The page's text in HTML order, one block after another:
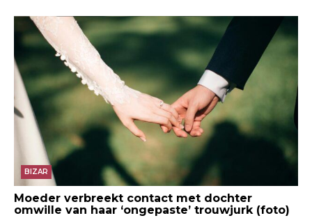
BIZAR
Moeder verbreekt contact met dochter
omwille van haar ‘ongepaste’ trouwjurk (foto)